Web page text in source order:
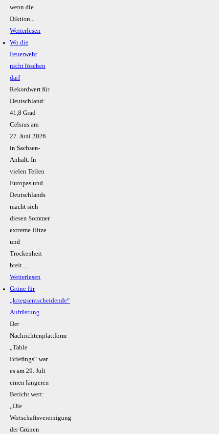
wenn die
Diktion...
Weiterlesen
Wo die
Feuerwehr
nicht löschen
darf
Rekordwert für
Deutschland:
41,8 Grad
Celsius am
27. Juni 2026
in Sachsen-
Anhalt. In
vielen Teilen
Europas und
Deutschlands
macht sich
diesen Sommer
extreme Hitze
und
Trockenheit
breit....
Weiterlesen
Grüne für
„kriegsentscheidende“
Aufrüstung
Der
Nachrichtenplattform
„Table
Briefings“ war
es am 29. Juli
einen längeren
Bericht wert:
„Die
Wirtschaftsvereinigung
der Grünen